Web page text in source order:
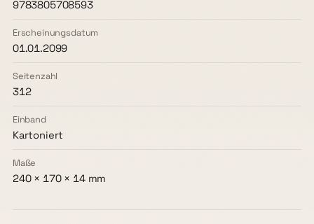
9783805708593
Erscheinungsdatum
01.01.2099
Seitenzahl
312
Einband
Kartoniert
Maße
240 × 170 × 14 mm